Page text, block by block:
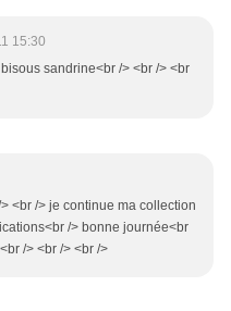
15:30
sandrine<br /> <br /> <br
<br /> je continue ma collection
/> bonne journée<br
/> <br /> <br />